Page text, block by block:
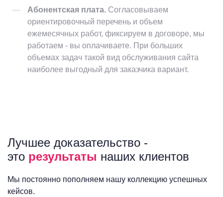
Абонентская плата. Согласовываем
ориентировочный перечень и объем
ежемесячных работ, фиксируем в договоре, мы
работаем - вы оплачиваете. При больших
объемах задач такой вид обслуживания сайта
наиболее выгодный для заказчика вариант.
Лучшее доказательство -
это результаты наших клиентов
Мы постоянно пополняем нашу коллекцию успешных
кейсов.